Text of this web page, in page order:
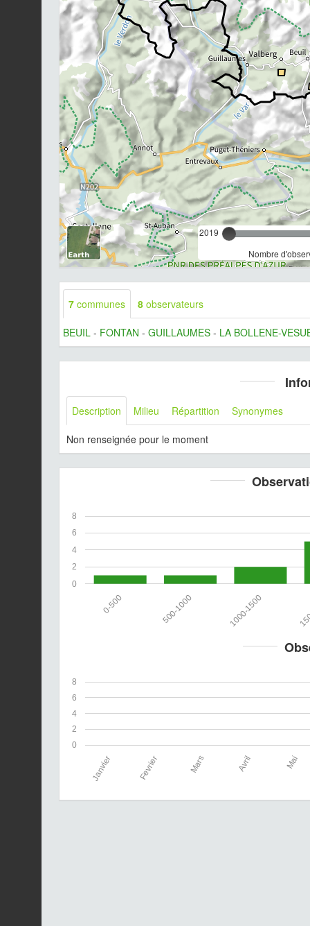
2019
Nombre
7 communes 8 observateurs
BEUIL - FONTAN - GUILLAUMES - LA BOLLENE-
Description Milieu Répartition Synonymes
Non renseignée pour le moment
0
2
4
6
8
1000-1500
500-1000
0-500
0
2
4
6
8
Mai
Avril
Mars
Fevrier
Janvier